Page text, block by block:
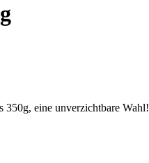
eine unverzichtbare Wahl!